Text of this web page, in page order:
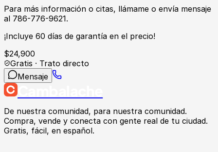
Para más información o citas, llámame o envía mensaje
al 786-776-9621.
¡Incluye 60 días de garantía en el precio!
$24,900
Gratis · Trato directo
Mensaje
De nuestra comunidad, para nuestra comunidad.
Compra, vende y conecta con gente real de tu ciudad.
Gratis, fácil, en español.